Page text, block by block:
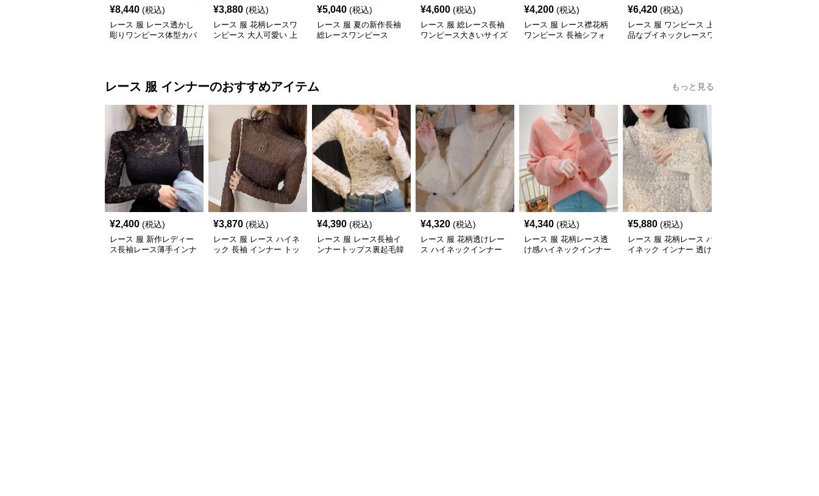
¥8,440 (税込)
レース 服 レース透かし
彫りワンピース体型カバ
¥3,880 (税込)
レース 服 花柄レースワ
ンピース 大人可愛い 上
¥5,040 (税込)
レース 服 夏の新作長袖
総レースワンピース
¥4,600 (税込)
レース 服 総レース長袖
ワンピース大きいサイズ
¥4,200 (税込)
レース 服 レース襟花柄
ワンピース 長袖シフォ
¥6,420 (税込)
レース 服 ワンピース 上
品なブイネックレースワ
レース 服 インナーのおすすめアイテム もっと見る
¥2,400 (税込)
レース 服 新作レディー
ス長袖レース薄手インナ
¥3,870 (税込)
レース 服 レース ハイネ
ック 長袖 インナー トッ
¥4,390 (税込)
レース 服 レース長袖イ
ンナートップス裏起毛韓
¥4,320 (税込)
レース 服 花柄透けレー
ス ハイネックインナー
¥4,340 (税込)
レース 服 花柄レース透
け感ハイネックインナー
¥5,880 (税込)
レース 服 花柄レース ハ
イネック インナー 透け